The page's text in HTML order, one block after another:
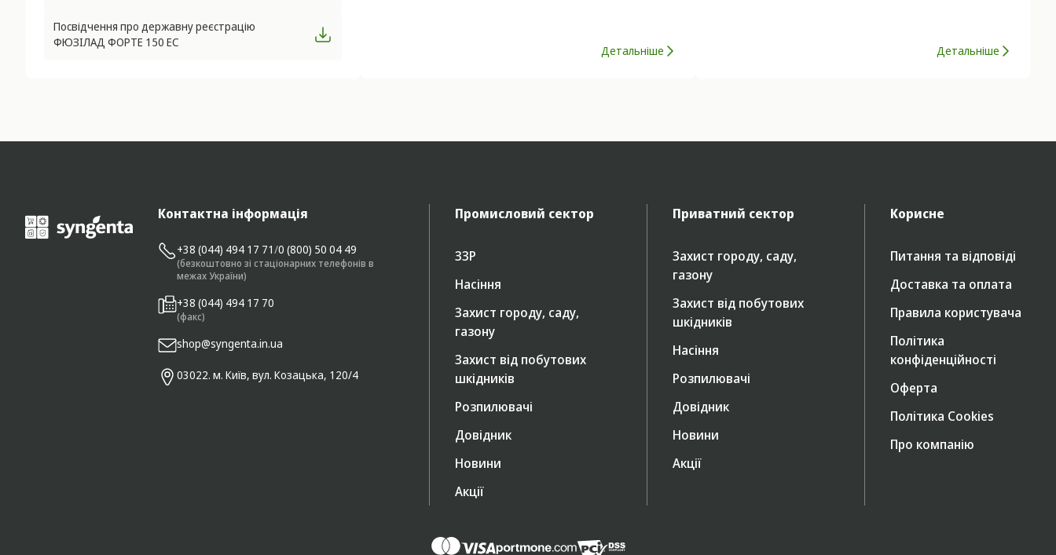
Посвідчення про державну реєстрацію
ФЮЗІЛАД ФОРТЕ 150 ЕС
Детальніше Детальніше
Контактна інформація
+38 (044) 494 17 71/0 (800) 50 04 49
(безкоштовно зі стаціонарних телефонів в
межах України)
+38 (044) 494 17 70
(факс)
shop@syngenta.in.ua
03022. м. Київ, вул. Козацька, 120/4
Промисловий сектор
ЗЗР
Насіння
Захист городу, саду,
газону
Захист від побутових
шкідників
Розпилювачі
Довідник
Новини
Акції
Приватний сектор
Захист городу, саду,
газону
Захист від побутових
шкідників
Насіння
Розпилювачі
Довідник
Новини
Акції
Корисне
Питання та відповіді
Доставка та оплата
Правила користувача
Політика
конфіденційності
Оферта
Політика Cookies
Про компанію